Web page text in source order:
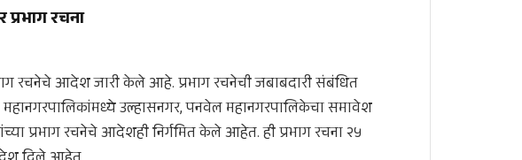
रचना
रचनेचे आदेश जारी केले आहे. प्रभाग रचनेची जबाबदारी संबंधित
उल्हासनगर, पनवेल महानगरपालिकेचा समावेश
प्रभाग रचनेचे आदेशही निर्गमित केले आहेत. ही प्रभाग रचना २५